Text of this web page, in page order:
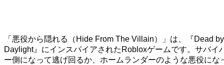
「悪役から隠れる（Hide From The Villain）」は、『Dead by
Daylight』にインスパイアされたRobloxゲームです。サバイ
ー側になって逃げ回るか、ホームランダーのような悪役にな